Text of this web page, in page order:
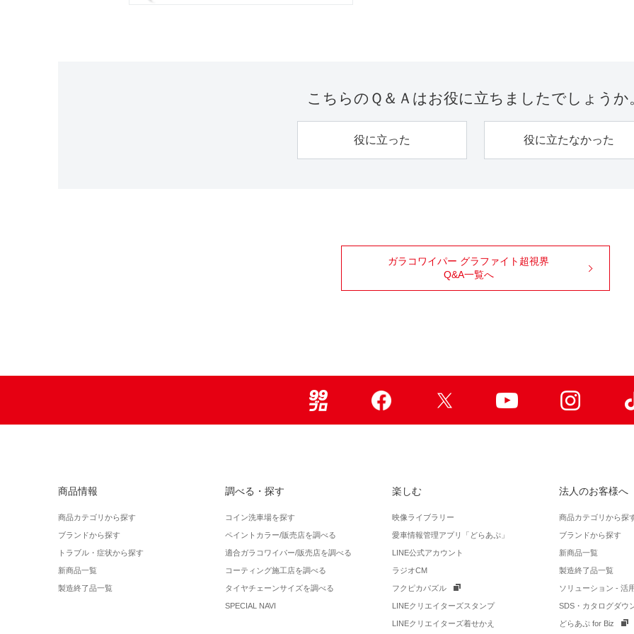
こちらのＱ＆Ａは お役に立ちましたでしょうか
役に立った 役に立たなかった
ガラコワイパー グラファイト超視界
Q&A一覧へ
商品情報
商品カテゴリから探す
ブランドから探す
トラブル・症状から探す
新商品一覧
製造終了品一覧
調べる・探す
コイン洗車場を探す
ペイントカラー/販売店を調べる
適合ガラコワイパー/販売店を調べる
コーティング施工店を調べる
タイヤチェーンサイズを調べる
SPECIAL NAVI
楽しむ
映像ライブラリー
愛車情報管理アプリ「どらあぷ」
LINE公式アカウント
ラジオCM
フクピカパズル
LINEクリエイターズスタンプ
LINEクリエイターズ着せかえ
法人のお客様へ
商品カテゴリから探
ブランドから探す
新商品一覧
製造終了品一覧
ソリューション - 活
SDS・カタログダウ
どらあぷ for Biz